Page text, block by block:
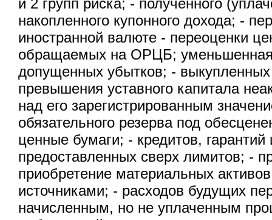
накопленного купонного дохода; -
иностранной валюте - переоценки
обращаемых на ОРЦБ; уменьшенная
допущенных убытков; -
превышения уставного капитала
над его зарегистрированным
обязательного резерва под
ценные бумаги; - кредитов, гарантий
предоставленных сверх лимитов; -
приобретение материальных
источниками; - расходов будущих
начисленным, но не уплаченным